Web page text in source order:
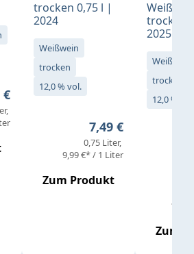
Preis:
€
trocken 0,75 l |
2024
Weißwein
trocken
12,0 % vol.
Regulärer Preis:
7,49 €
0,75 Liter
9,99 €* / 1 Liter
Zum Produkt
trocken
2025
Weißwein
trocken
12,0 % vol.
Zum